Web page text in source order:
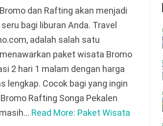
dan Rafting akan menjadi
bagi liburan Anda. Travel
adalah salah satu
paket wisata Bromo
2 hari 1 malam dengan harga
lengkap. Cocok bagi yang ingin
Rafting Songa Pekalen
Read More: Paket Wisata